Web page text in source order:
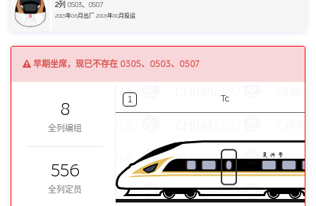
2列 0503、0507
2015年06月出厂 2016年08月投运
早期坐席，现已不存在 0305、0503、0507
8
全列编组
556
全列定员
1 Tc